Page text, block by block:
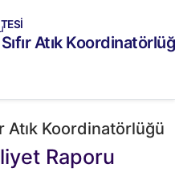
Atık
Atık Koordinatörlüğü
Raporu